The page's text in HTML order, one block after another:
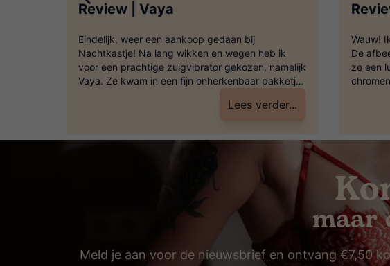
Review | Vaya
Eindelijk, weer een aankoop gedaan bij
Nachtkastje! Na lang wikken en wegen heb ik
voor een prachtige zuigvibrator gekozen, namelijk
Vaya. Ze kwam in een fijn onherkenbaar pakketje
bij mij binnen. Het doosje is voorzien van een label
met ‘breekbaar’ en een discrete afzender. Ideaal!
Lees verder...
Wauw!
De
ze een
ook in
chique
maar
Meld je aan voor de nieuwsbrief en ontvang €7,50